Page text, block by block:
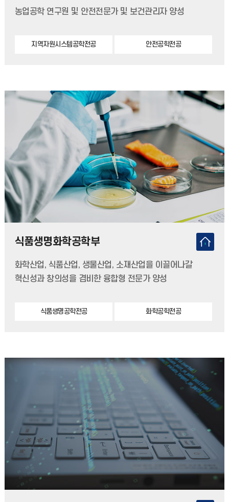
농업공학 연구원 및 안전전문가 및 보건관리자 양성
지역자원시스템공학전공 안전공학전공
식품생명화학공학부
화학산업, 식품산업, 생물산업, 소재산업을 이끌어나갈
혁신성과 창의성을 겸비한 융합형 전문가 양성
식품생명공학전공 화학공학전공